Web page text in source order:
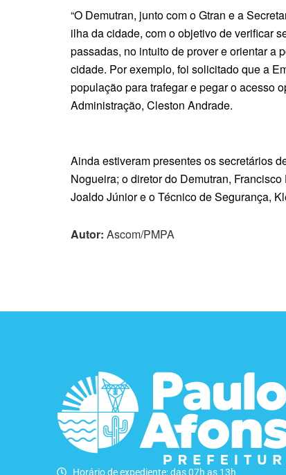
“O Demutran, junto com o Gtran e a
ilha da cidade, com o objetivo de verificar
passadas, no intuito de prover e orientar a
cidade. Por exemplo, foi solicitado que a
população para trafegar e pegar o acesso
Administração, Cleston Andrade.
Ainda estiveram presentes os secretários
Nogueira; o diretor do Demutran,
Joaldo Júnior e o Técnico de Segurança,
Autor: Ascom/PMPA
Horário de expediente: das 07h as 13h